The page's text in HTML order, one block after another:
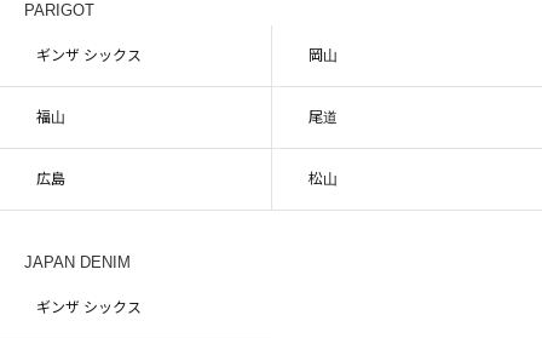
PARIGOT
ギンザ シックス 岡山
福山 尾道
広島 松山
JAPAN DENIM
ギンザ シックス